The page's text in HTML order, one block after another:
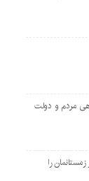
مردم و دولت
را